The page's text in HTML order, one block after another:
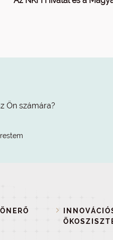
Ön számára?